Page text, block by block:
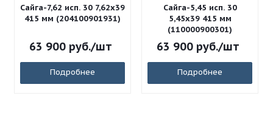
Сайга-7,62 исп. 30 7,62x39
415 мм (204100901931)
63 900руб./шт
Подробнее
Сайга-5,45 исп. 30
5,45x39 415 мм
(110000900301)
63 900руб./шт
Подробнее